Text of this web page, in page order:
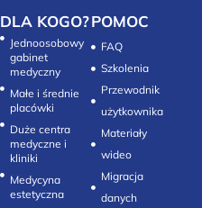
DLA KOGO?
Jednoosobowy
gabinet
medyczny
Małe i średnie
placówki
Duże centra
medyczne i
kliniki
Medycyna
estetyczna
POMOC
FAQ
Szkolenia
Przewodnik
użytkownika
Materiały
wideo
Migracja
danych